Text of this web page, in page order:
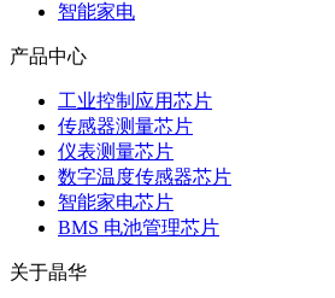
智能家电
产品中心
工业控制应用芯片
传感器测量芯片
仪表测量芯片
数字温度传感器芯片
智能家电芯片
BMS 电池管理芯片
关于晶华